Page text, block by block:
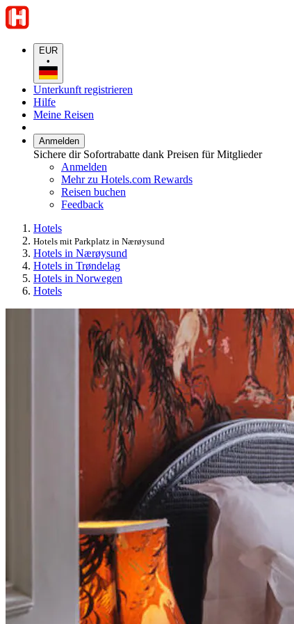
EUR
•
Unterkunft registrieren
Hilfe
Meine Reisen
Anmelden
Sichere dir Sofortrabatte dank Preisen für Mitglieder
Anmelden
Mehr zu Hotels.com Rewards
Reisen buchen
Feedback
Hotels
Hotels mit Parkplatz in Nærøysund
Hotels in Nærøysund
Hotels in Trøndelag
Hotels in Norwegen
Hotels